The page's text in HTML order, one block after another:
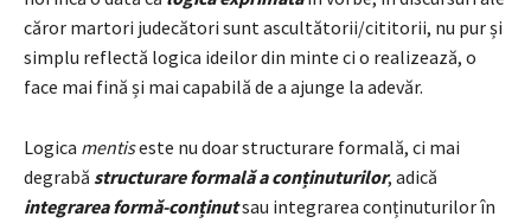
căror martori judecători sunt ascultătorii/cititorii, nu pur și
simplu reflectă logica ideilor din minte ci o realizează, o
face mai fină și mai capabilă de a ajunge la adevăr.
Logica mentiseste nu doar structurare formală, ci mai
degrabă structurare formală a conținuturilor, adică
integrarea formă-conținutsau integrarea conținuturilor în